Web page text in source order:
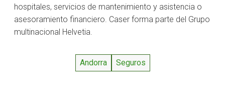
hospitales, servicios de mantenimiento y asistencia o
asesoramiento financiero. Caser forma parte del Grupo
multinacional Helvetia.
Andorra Seguros